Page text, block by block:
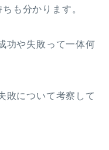
も分かります。
功や失敗って一体何
敗について考察して